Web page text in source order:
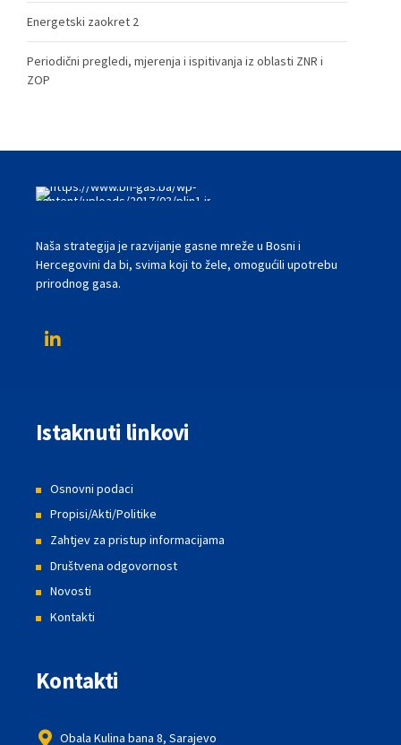
Energetski zaokret 2
Periodični pregledi, mjerenja i ispitivanja iz oblasti ZNR i
ZOP
Naša strategija je razvijanje gasne mreže u Bosni i
Hercegovini da bi, svima koji to žele, omogućili upotrebu
prirodnog gasa.
Istaknuti linkovi
Osnovni podaci
Propisi/Akti/Politike
Zahtjev za pristup informacijama
Društvena odgovornost
Novosti
Kontakti
Kontakti
Obala Kulina bana 8, Sarajevo